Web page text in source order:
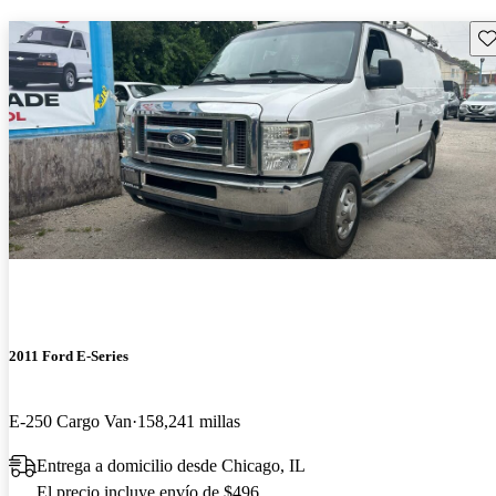
2011 Ford E-Series
E-250 Cargo Van 158,241 millas
Entrega a domicilio desde Chicago, IL